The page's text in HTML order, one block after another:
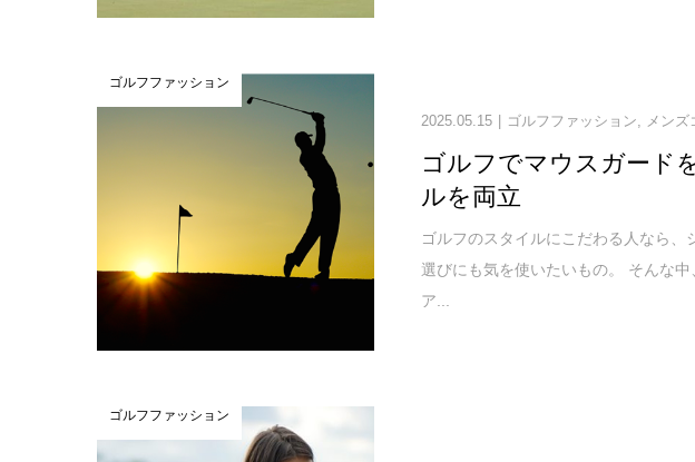
ゴルフファッション
2025.05.15 ゴルフファッション, メンズ
ゴルフでマウスガード
ルを両立
ゴルフのスタイルにこだわる人なら
選びにも気を使いたいもの。 そんな
ア...
ゴルフファッション